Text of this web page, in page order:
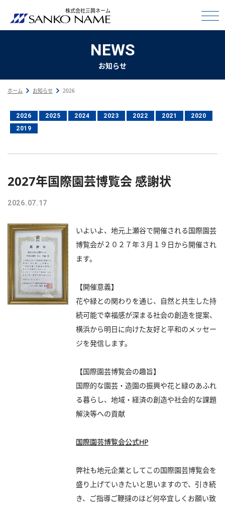
株式会社三興ネーム
NEWS
お知らせ
ホーム お知らせ 2026
2026 2025 2024 2023 2022 2021
2020
2019
2027年国際園芸博覧会 感謝状
2026.07.17
いよいよ、地元上瀬谷で開催される国際園芸
博覧会が２０２７年３月１９日から開催され
ます。
【開催意義】
花や緑との関わりを通じ、自然と共生した持
続可能で幸福感が深まる社会の創造を提案、
横浜から明日に向けた友好と平和のメッセー
ジを発信します。
【国際園芸博覧会の趣旨】
国際的な園芸・造園の振興や花と緑のあふれ
る暮らし、地域・経済の創造や社会的な課題
解決等への貢献
国際園芸博覧会公式HP
弊社も地元企業としてこの国際園芸博覧会を
盛り上げていきたいと思いますので、引き続
き、ご指導ご鞭撻のほど何卒宜しくお願い致